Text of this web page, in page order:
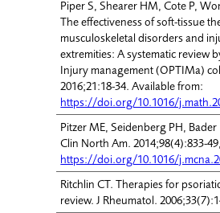
Piper S, Shearer HM, Cote P,
The effectiveness of soft-tissue
musculoskeletal disorders and
extremities: A systematic review
Injury management (OPTIMa)
2016;21:18-34. Available from:
https://doi.org/10.1016/
Pitzer ME, Seidenberg PH,
Clin North Am. 2014;98(4):833-
https://doi.org/10.1016/
Ritchlin CT. Therapies for
review. J Rheumatol.